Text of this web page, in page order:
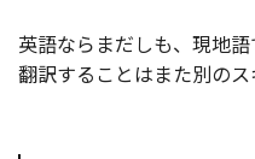
英語ならまだしも、現地
翻訳することはまた別のス